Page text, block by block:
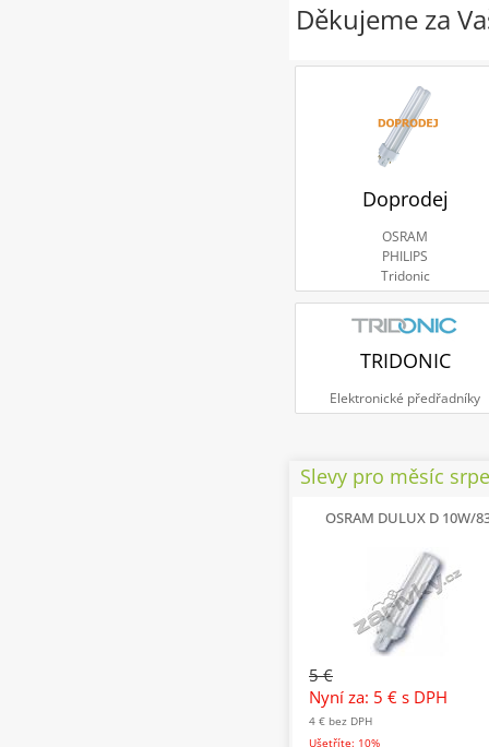
Děkujeme za
Doprodej
OSRAM
PHILIPS
Tridonic
TRIDONIC
Elektronické předřadníky
Slevy pro měsíc
OSRAM DULUX D 10W/
5 €
Nyní za: 5 € s DPH
4 € bez DPH
Ušetříte: 10%